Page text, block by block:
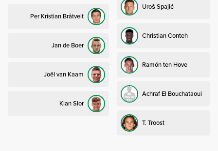
Per Kristian Bråtveit
Jan de Boer
Joël van Kaam
Kian Slor
Uroš Spajić
Christian Conteh
Ramón ten Hove
Achraf El Bouchataoui
T. Troost